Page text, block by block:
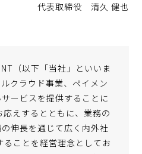
代表取締役 清久 健也
（以下「当社」といいま
クラウド事業、ペイメン
ービスを提供することに
えするとともに、業務の
伸長を通じて広く内外社
ことを経営理念としてお